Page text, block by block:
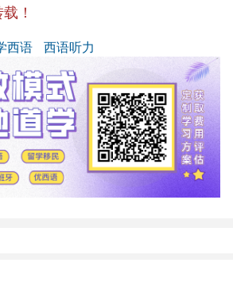
！
西语 西语听力